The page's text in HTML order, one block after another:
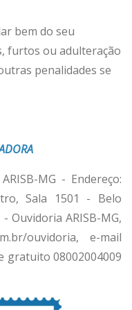
bem do seu
furtos ou adulteração
penalidades se
MG - Endereço:
Sala 1501 - Belo
Ouvidoria ARISB-MG,
ouvidoria, e-mail
gratuito 08002004009